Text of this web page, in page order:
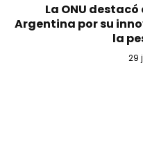
La ONU
Argentina por su
la
29